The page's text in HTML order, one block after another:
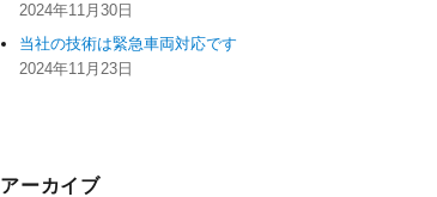
2024年11月30日
当社の技術は緊急車両対応です
2024年11月23日
アーカイブ